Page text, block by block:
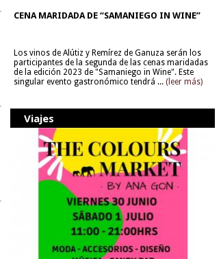
CENA MARIDADA DE “SAMANIEGO IN WINE”
Los vinos de Alútiz y Remírez de Ganuza serán los
participantes de la segunda de las cenas maridadas
de la edición 2023 de "Samaniego in Wine". Este
singular evento gastronómico tendrá ... (leer más)
Viajes